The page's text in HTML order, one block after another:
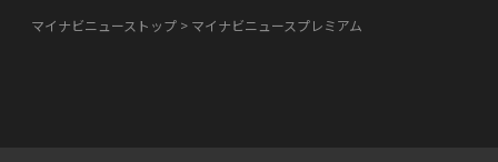
マイナビニューストップ マイナビニュースプレミアム